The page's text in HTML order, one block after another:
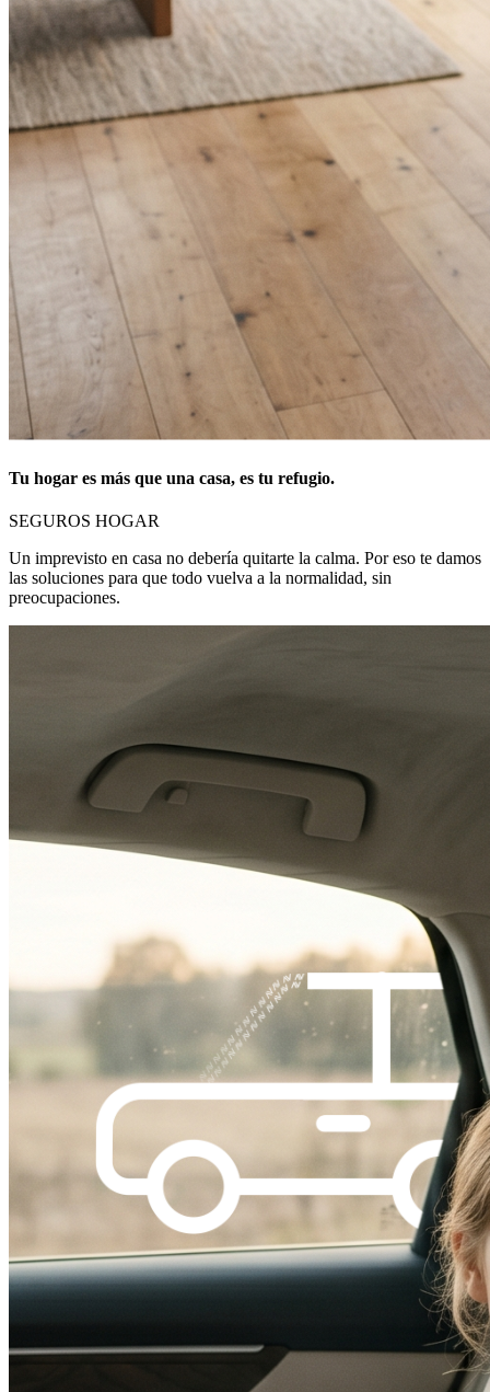
Tu hogar es más que una casa, es tu refugio.
SEGUROS HOGAR
Un imprevisto en casa no debería quitarte la calma. Por eso te damos
las soluciones para que todo vuelva a la normalidad, sin
preocupaciones.